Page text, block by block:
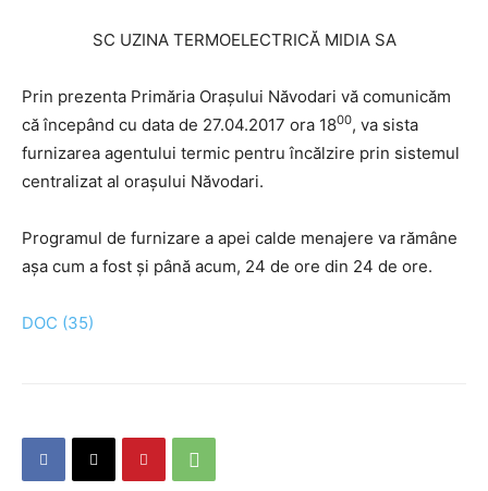
SC UZINA TERMOELECTRICĂ MIDIA SA
Prin prezenta Primăria Oraşului Năvodari vă comunicăm
că începând cu data de 27.04.2017 ora 1800, va sista
furnizarea agentului termic pentru încălzire prin sistemul
centralizat al oraşului Năvodari.
Programul de furnizare a apei calde menajere va rămâne
aşa cum a fost şi până acum, 24 de ore din 24 de ore.
DOC (35)